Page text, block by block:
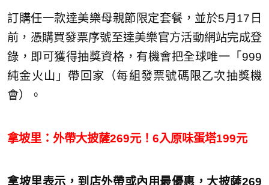
訂購任一款達美樂母親節限定套餐，並於5月17日
前，憑購買發票序號至達美樂官方活動網站完成登
錄，即可獲得抽獎資格，有機會把全球唯一「999
純金火山」帶回家（每組發票號碼限乙次抽獎機
會）。
拿坡里：外帶大披薩269元！6入原味蛋塔199元
拿坡里表示，到店外帶或內用最優惠，大披薩269